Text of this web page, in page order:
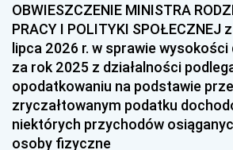
OBWIESZCZENIE MINISTRA
PRACY I POLITYKI SPOŁECZNEJ
lipca 2026 r. w sprawie wysokości
za rok 2025 z działalności
opodatkowaniu na podstawie
zryczałtowanym podatku
niektórych przychodów
osoby fizyczne